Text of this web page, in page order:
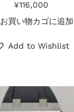
¥116,000
お買い物カゴに追加
Add to Wishlist